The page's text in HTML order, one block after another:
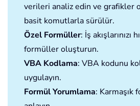
verileri analiz edin ve
basit komutlarla sürülür.
Özel Formüller: İş akışlarınızı
formüller oluşturun.
VBA Kodlama: VBA kodunu
uygulayın.
Formül Yorumlama: Karmaşık